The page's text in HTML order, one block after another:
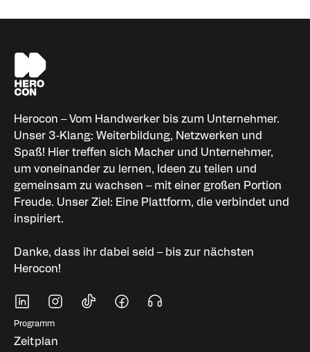
Niklas Palm
Herocon – Vom Handwerker bis zum Unternehmer.
Unser 3‑Klang: Weiterbildung, Netzwerken und
Spaß! Hier treffen sich Macher und Unternehmer,
um voneinander zu lernen, Ideen zu teilen und
gemeinsam zu wachsen – mit einer großen Portion
Freude. Unser Ziel: Eine Plattform, die verbindet und
inspiriert.
Danke, dass ihr dabei seid – bis zur nächsten
Herocon!
Soziale Medien
Fußbereich
Programm
Zeitplan